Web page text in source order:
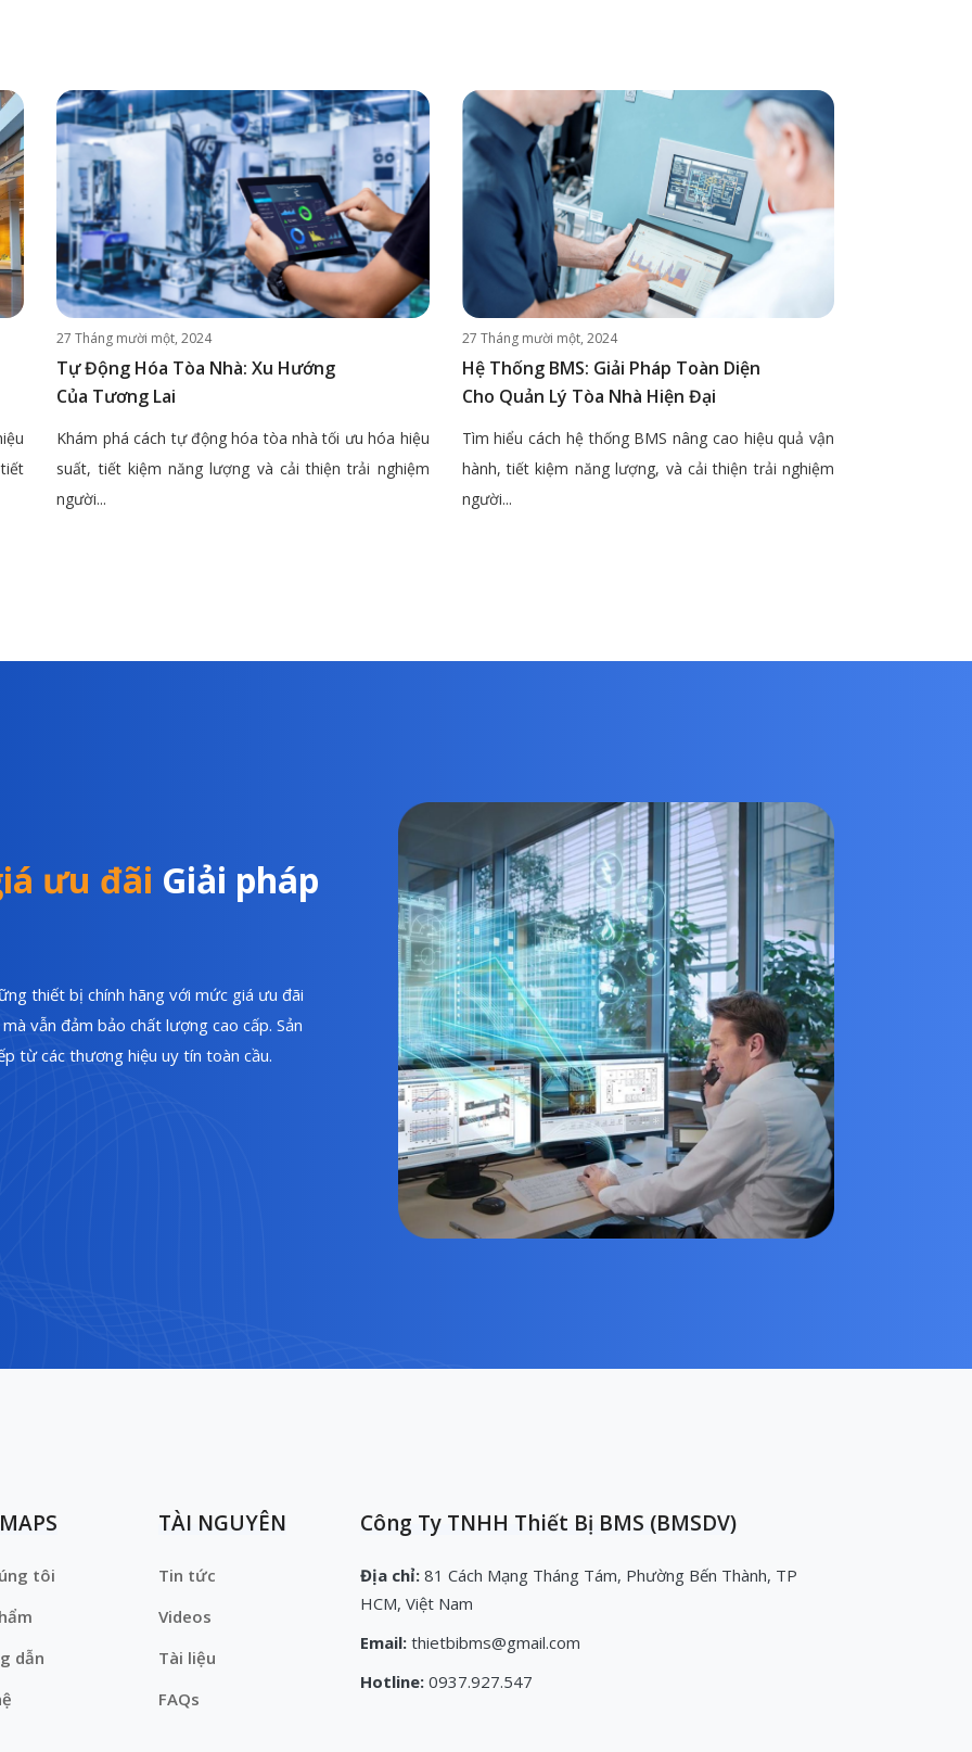
27 Tháng mười một, 2024
Tự Động Hóa Tòa Nhà: Xu Hướng
Của Tương Lai
Khám phá cách tự động hóa tòa nhà tối ưu hóa hiệu
suất, tiết kiệm năng lượng và cải thiện trải nghiệm
người...
27 Tháng mười một, 2024
Hệ Thống BMS: Giải Pháp Toàn Diện
Cho Quản Lý Tòa Nhà Hiện Đại
Tìm hiểu cách hệ thống BMS nâng cao hiệu quả vận
hành, tiết kiệm năng lượng, và cải thiện trải nghiệm
người...
ưu đãi Giải pháp
thiết bị chính hãng với mức giá ưu đãi
vẫn đảm bảo chất lượng cao cấp. Sản
từ các thương hiệu uy tín toàn cầu.
tôi
dẫn
TÀI NGUYÊN
Tin tức
Videos
Tài liệu
FAQs
Công Ty TNHH Thiết Bị BMS (BMSDV)
Địa chỉ: 81 Cách Mạng Tháng Tám, Phường Bến Thành, TP
HCM, Việt Nam
Email: thietbibms@gmail.com
Hotline: 0937.927.547